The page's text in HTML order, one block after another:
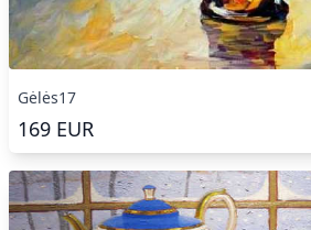
Gėlės17
169 EUR